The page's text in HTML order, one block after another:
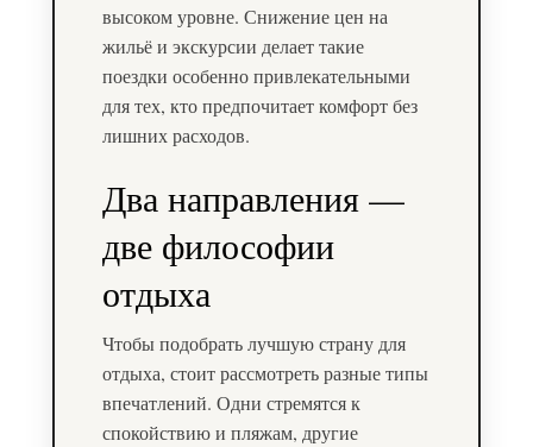
высоком уровне. Снижение цен на
жильё и экскурсии делает такие
поездки особенно привлекательными
для тех, кто предпочитает комфорт без
лишних расходов.
Два направления —
две философии
отдыха
Чтобы подобрать лучшую страну для
отдыха, стоит рассмотреть разные типы
впечатлений. Одни стремятся к
спокойствию и пляжам, другие